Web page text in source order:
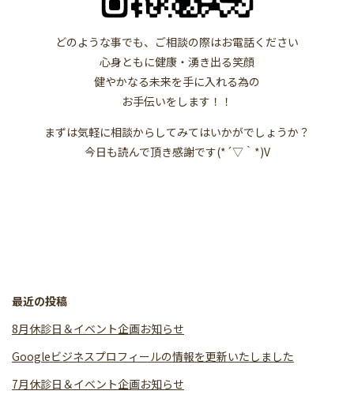
どのような事でも、ご相談の際はお電話ください
心身ともに健康・湧き出る笑顔
健やかなる未来を手に入れる為の
お手伝いをします！！
まずは気軽に相談からしてみてはいかがでしょうか？
今日も読んで頂き感謝です(*´▽｀*)V
最近の投稿
8月休診日＆イベント企画お知らせ
Googleビジネスプロフィールの情報を更新いたしました
7月休診日＆イベント企画お知らせ